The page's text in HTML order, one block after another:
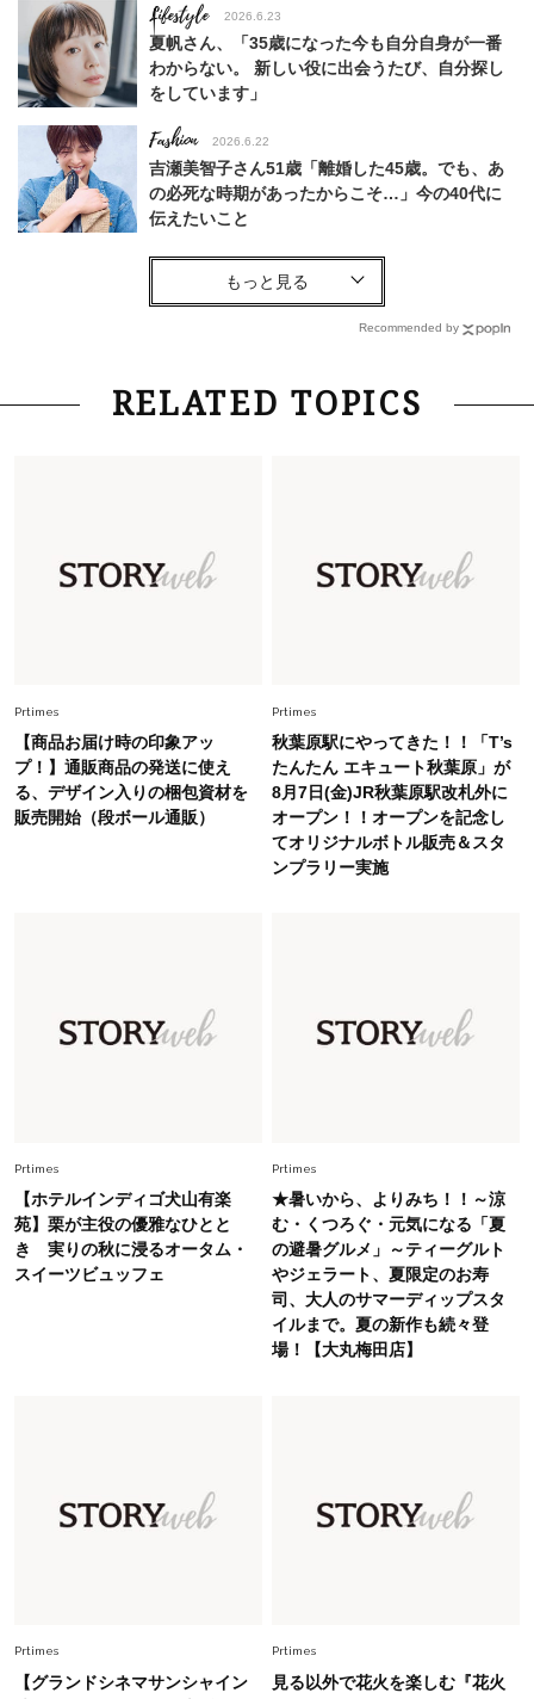
Lifestyle 2026.6.23
夏帆さん、「35歳になった今も自分自身が一番
わからない。 新しい役に出会うたび、自分探し
をしています」
Fashion 2026.6.22
吉瀬美智子さん51歳「離婚した45歳。でも、あ
の必死な時期があったからこそ…」今の40代に
伝えたいこと
Fashion
【40代コンサバ派】白Tシャツは「パール×ゴー
ルドアクセ」を合わせるのが正解！〈大野真理子
Lifestyle 2026.7.29
「お若いですね」は褒め言葉？“若い＝美しい”と
上野千鶴子先生が問い直す“理想の老後”の呪縛
【ジェンダー連載23】
Fashion 2026.6.12
中村ゆりさん「40代になり、やっと“仕事以外の
幸福感”に目が向いた」ライフスタイルも、服も
Fashion 2026.5.29
40代の夏通勤はこれ１着！「きちんと感」も
初夏はこれさえあれば！40代は【淡色ワンピ】
で即涼しげ＆上品見え〈3選〉
Fashion
オシャレ40代の【ワンピ＆オールインワン】最
旬着こなし3選。地味見え回避のコツは「バッグ
Fashion 2026.6.25
Recommended by
RELATED TOPICS
Prtimes
【商品お届け時の印象アッ
プ！】通販商品の発送に使え
る、デザイン入りの梱包資材を
販売開始（段ボール通販）
Prtimes
秋葉原駅にやってきた！！「T’s
たんたん エキュート秋葉原」が
8月7日(金)JR秋葉原駅改札外に
オープン！！オープンを記念し
てオリジナルボトル販売＆スタ
ンプラリー実施
Prtimes
【ホテルインディゴ犬山有楽
苑】栗が主役の優雅なひとと
き 実りの秋に浸るオータム・
スイーツビュッフェ
Prtimes
★暑いから、よりみち！！～涼
む・くつろぐ・元気になる「夏
の避暑グルメ」～ティーグルト
やジェラート、夏限定のお寿
司、大人のサマーディップスタ
イルまで。夏の新作も続々登
場！【大丸梅田店】
Prtimes
【グランドシネマサンシャイン
Prtimes
見る以外で花火を楽しむ『花火